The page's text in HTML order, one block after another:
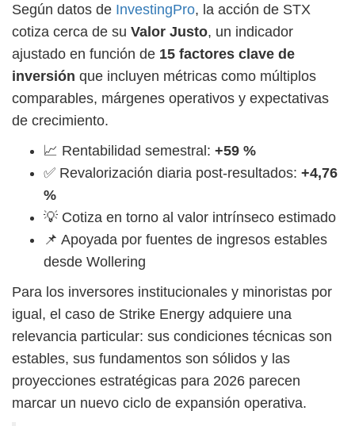
Según datos de InvestingPro, la acción de STX
cotiza cerca de su Valor Justo, un indicador
ajustado en función de 15 factores clave de
inversión que incluyen métricas como múltiplos
comparables, márgenes operativos y expectativas
de crecimiento.
📈 Rentabilidad semestral: +59 %
✅ Revalorización diaria post-resultados: +4,76
%
💡 Cotiza en torno al valor intrínseco estimado
📌 Apoyada por fuentes de ingresos estables
desde Wollering
Para los inversores institucionales y minoristas por
igual, el caso de Strike Energy adquiere una
relevancia particular: sus condiciones técnicas son
estables, sus fundamentos son sólidos y las
proyecciones estratégicas para 2026 parecen
marcar un nuevo ciclo de expansión operativa.